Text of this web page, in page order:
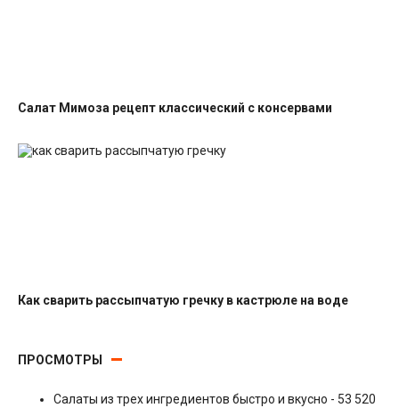
Салат Мимоза рецепт классический с консервами
Как сварить рассыпчатую гречку в кастрюле на воде
ПРОСМОТРЫ
Салаты из трех ингредиентов быстро и вкусно - 53 520